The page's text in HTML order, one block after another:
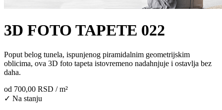
3D FOTO TAPETE 022
Poput belog tunela, ispunjenog piramidalnim geometrijskim
oblicima, ova 3D foto tapeta istovremeno nadahnjuje i ostavlja bez
daha.
od 700,00 RSD / m²
✓ Na stanju